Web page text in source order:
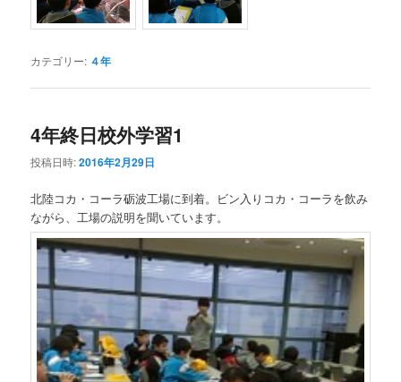
カテゴリー: ４年
4年終日校外学習1
投稿日時:2016年2月29日
北陸コカ・コーラ砺波工場に到着。ビン入りコカ・コーラを飲み
ながら、工場の説明を聞いています。